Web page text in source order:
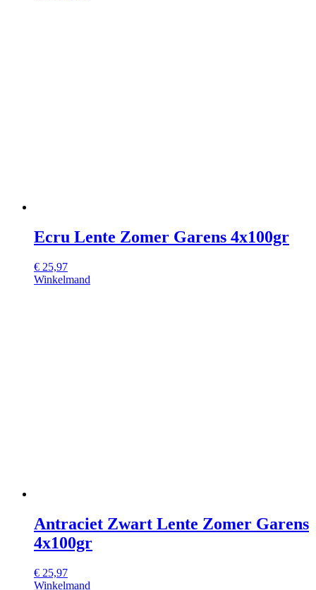
Ecru Lente Zomer Garens 4x100gr
€ 25,97
Winkelmand
Antraciet Zwart Lente Zomer Garens
4x100gr
€ 25,97
Winkelmand